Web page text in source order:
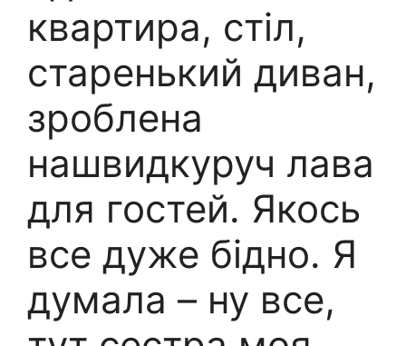
квартира, стіл,
старенький диван,
зроблена
нашвидкуруч лава
для гостей. Якось
все дуже бідно. Я
думала – ну все,